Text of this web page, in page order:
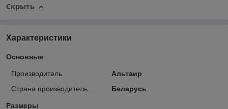
Скрыть
Характеристики
Основные
Производитель
Альтаир
Страна производитель
Беларусь
Размеры